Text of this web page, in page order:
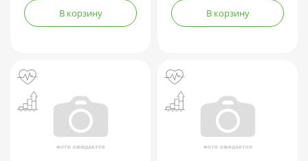
В корзину В корзину